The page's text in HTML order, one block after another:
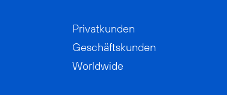
Privatkunden
Geschäftskunden
Worldwide